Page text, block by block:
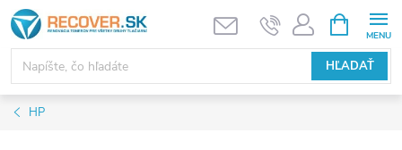
Prejsť
na
obsah
HĽADAŤ
KOŠÍK
HP